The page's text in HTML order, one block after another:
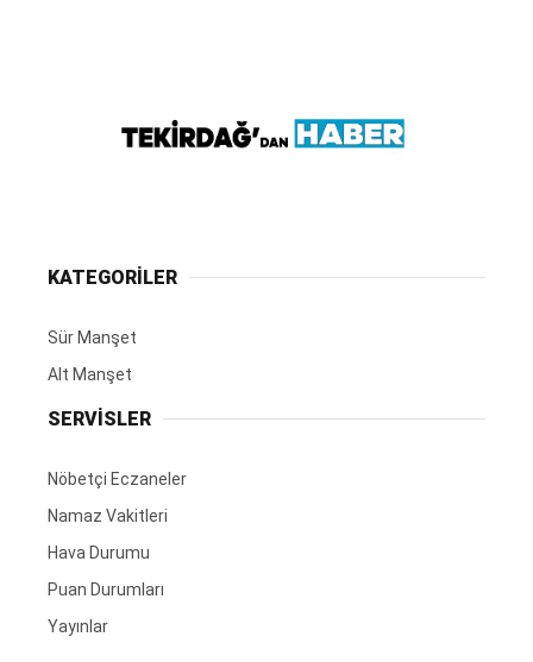
KATEGORİLER
Sür Manşet
Alt Manşet
SERVİSLER
Nöbetçi Eczaneler
Namaz Vakitleri
Hava Durumu
Puan Durumları
Yayınlar